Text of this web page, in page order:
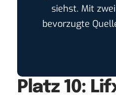
siehst. Mit
bevorzugte
Platz 10: